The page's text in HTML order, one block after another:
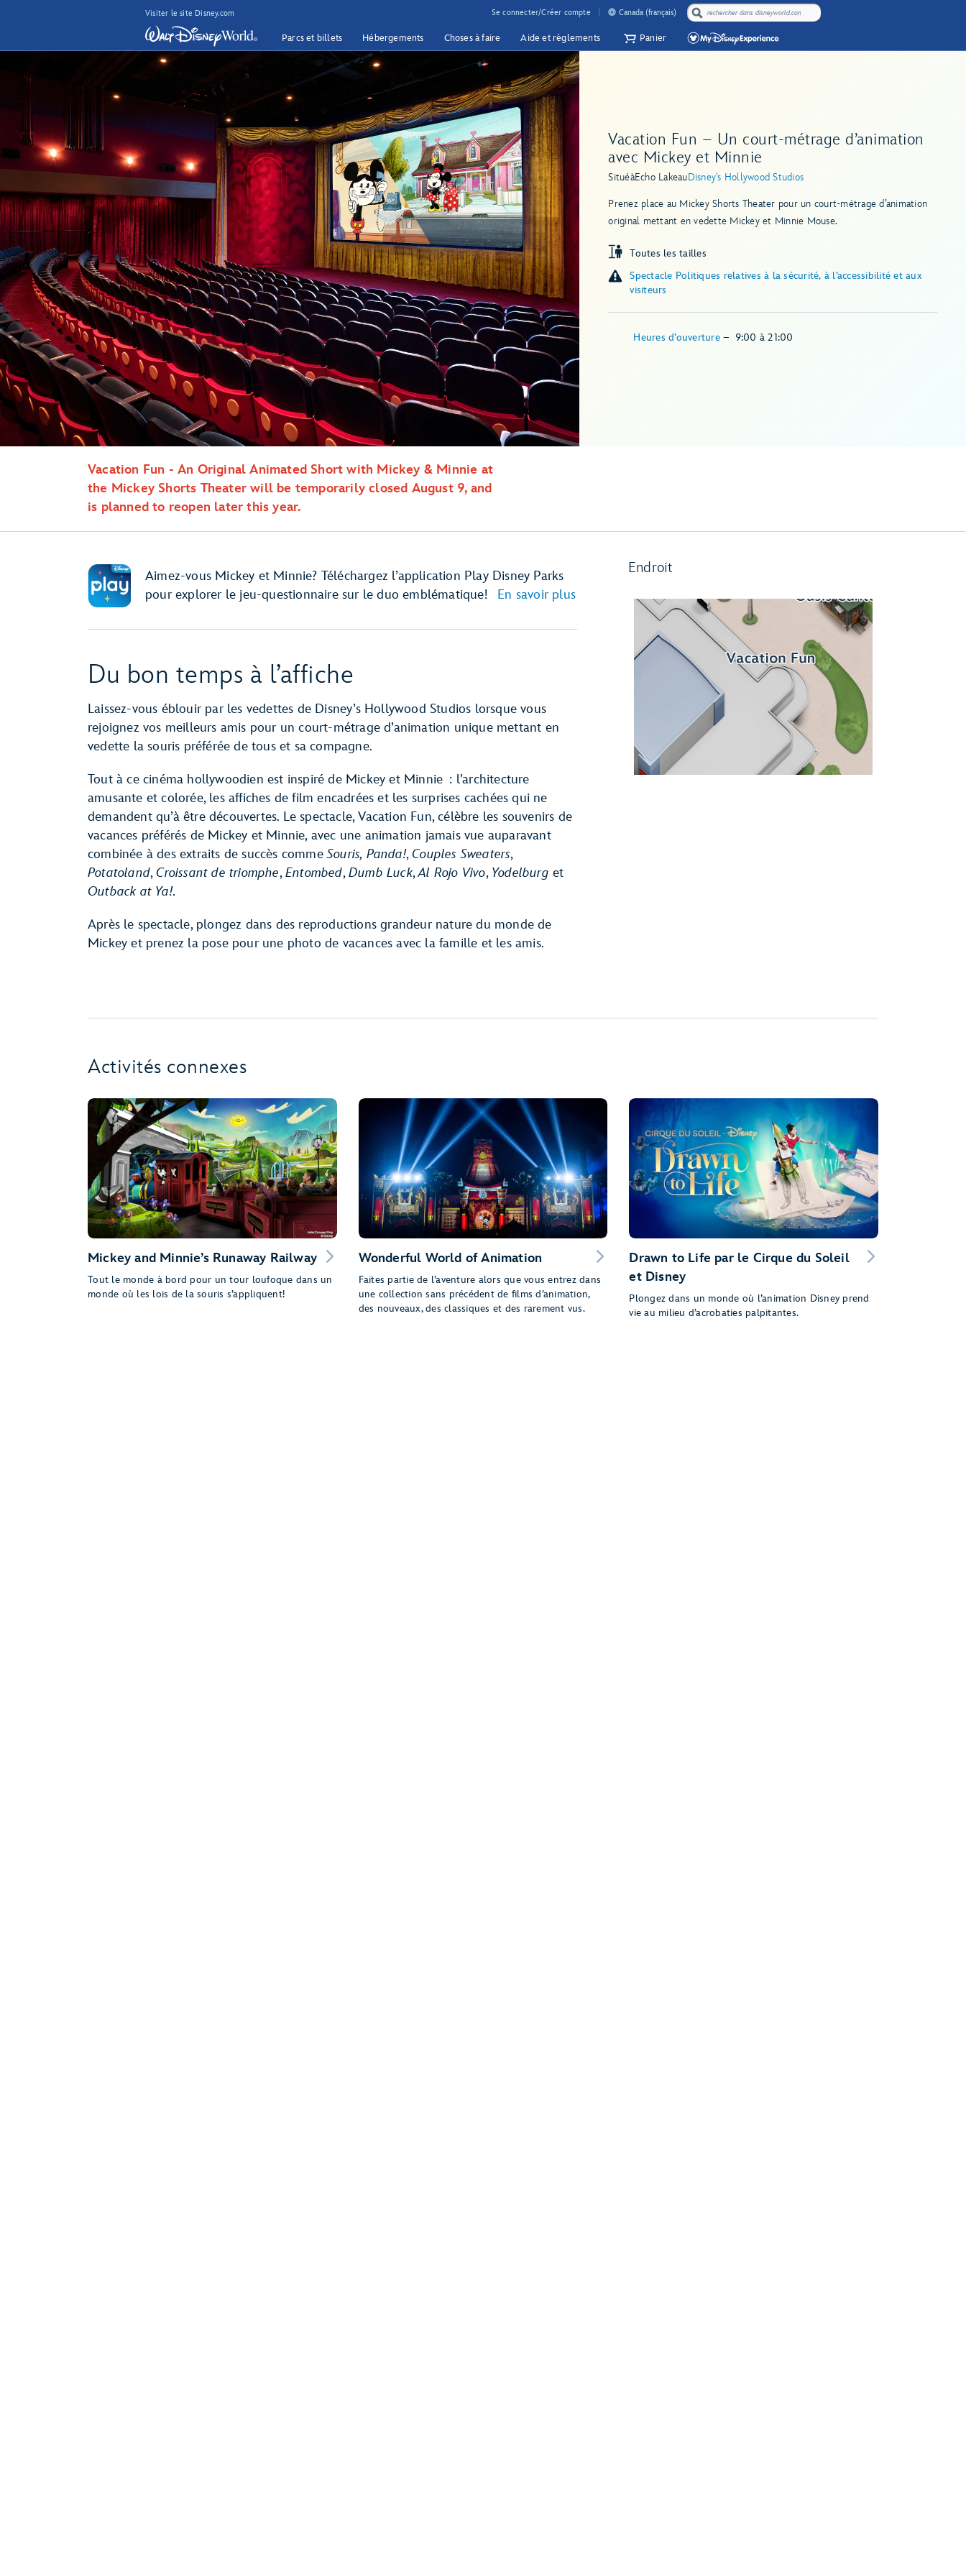
Visiter le site Disney.com Se connecter/Créer compte Canada (français)
Parcs et billets Hébergements Choses à faire Aide et règlements Panier
Vacation Fun – Un court-métrage d’animation
avec Mickey et Minnie
SituéàEcho LakeauDisney's Hollywood Studios
Prenez place au Mickey Shorts Theater pour un court-métrage d’animation
original mettant en vedette Mickey et Minnie Mouse.
Toutes les tailles
Spectacle Politiques relatives à la sécurité, à l’accessibilité et aux
visiteurs
Heures d’ouverture– 9:00 à 21:00
Vacation Fun - An Original Animated Short with Mickey & Minnie at
the Mickey Shorts Theater will be temporarily closed August 9, and
is planned to reopen later this year.
Aimez-vous Mickey et Minnie? Téléchargez l’application Play Disney Parks
pour explorer le jeu-questionnaire sur le duo emblématique!
En savoir plus
Du bon temps à l’affiche
Laissez-vous éblouir par les vedettes de Disney’s Hollywood Studios lorsque vous
rejoignez vos meilleurs amis pour un court-métrage d’animation unique mettant en
vedette la souris préférée de tous et sa compagne.
Tout à ce cinéma hollywoodien est inspiré de Mickey et Minnie : l’architecture
amusante et colorée, les affiches de film encadrées et les surprises cachées qui ne
demandent qu’à être découvertes. Le spectacle, Vacation Fun, célèbre les souvenirs de
vacances préférés de Mickey et Minnie, avec une animation jamais vue auparavant
combinée à des extraits de succès commeSouris, Panda!,Couples Sweaters,
Potatoland,Croissant de triomphe,Entombed,Dumb Luck,Al Rojo Vivo, Yodelburg et
Outback at Ya!.
Après le spectacle, plongez dans des reproductions grandeur nature du monde de
Mickey et prenez la pose pour une photo de vacances avec la famille et les amis.
Endroit
Activités connexes
Mickey and Minnie’s Runaway Railway
Tout le monde à bord pour un tour loufoque dans un
monde où les lois de la souris s’appliquent!
Wonderful World of Animation
Faites partie de l’aventure alors que vous entrez dans
une collection sans précédent de films d’animation,
des nouveaux, des classiques et des rarement vus.
Drawn to Life par le Cirque du Soleil
et Disney
Plongez dans un monde où l’animation Disney prend
vie au milieu d’acrobaties palpitantes.